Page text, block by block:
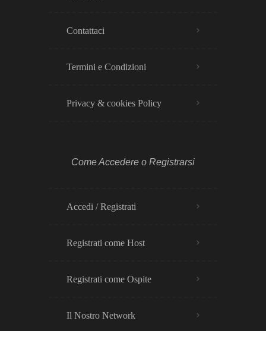
Contattaci
Termini e Condizioni
Privacy & cookies Policy​
Come Accedere o Registrarsi
Accedi / Registrati
Registrati come Host
Registrati come Ospite
Il Nostro Network